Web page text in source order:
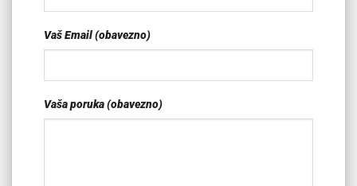
Vaš Email (obavezno)
Vaša poruka (obavezno)